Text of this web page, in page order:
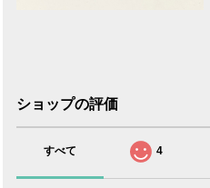
ショップの評価
すべて 4